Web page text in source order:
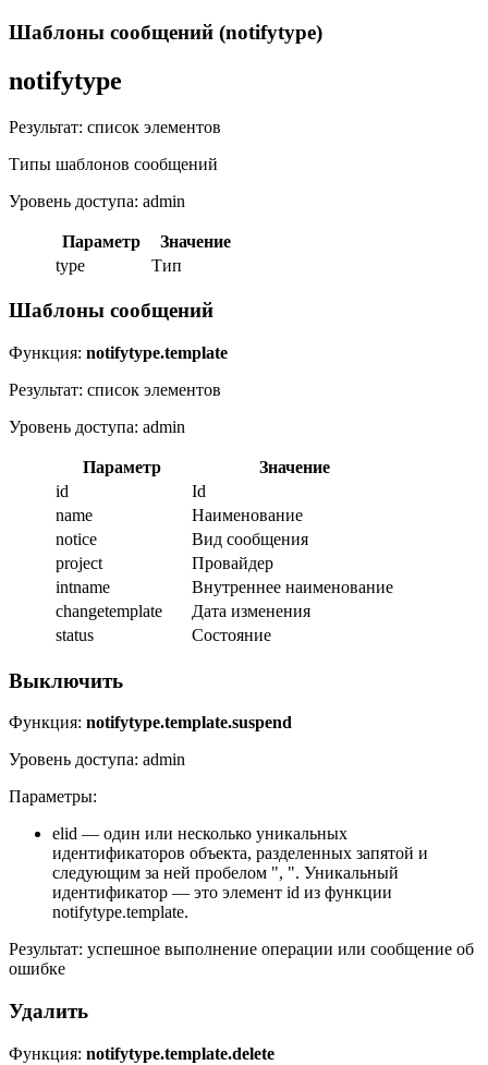
Шаблоны сообщений (notifytype)
notifytype
Результат: список элементов
Типы шаблонов сообщений
Уровень доступа: admin
Параметр
Значение
type
Тип
Шаблоны сообщений
Функция: notifytype.template
Результат: список элементов
Уровень доступа: admin
Параметр
Значение
id
Id
name
Наименование
notice
Вид сообщения
project
Провайдер
intname
Внутреннее наименование
changetemplate
Дата изменения
status
Состояние
Выключить
Функция: notifytype.template.suspend
Уровень доступа: admin
Параметры:
elid — один или несколько уникальных
идентификаторов объекта, разделенных запятой и
следующим за ней пробелом ", ". Уникальный
идентификатор — это элемент id из функции
notifytype.template.
Результат: успешное выполнение операции или сообщение об
ошибке
Удалить
Функция: notifytype.template.delete